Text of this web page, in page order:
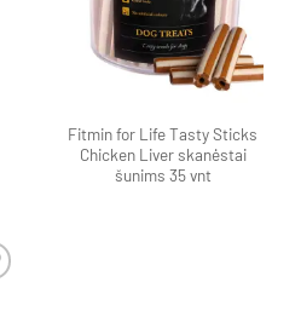
Fitmin for Life Tasty Sticks
Chicken Liver skanėstai
šunims 35 vnt